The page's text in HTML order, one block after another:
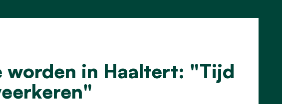
worden in Haaltert: "Tijd